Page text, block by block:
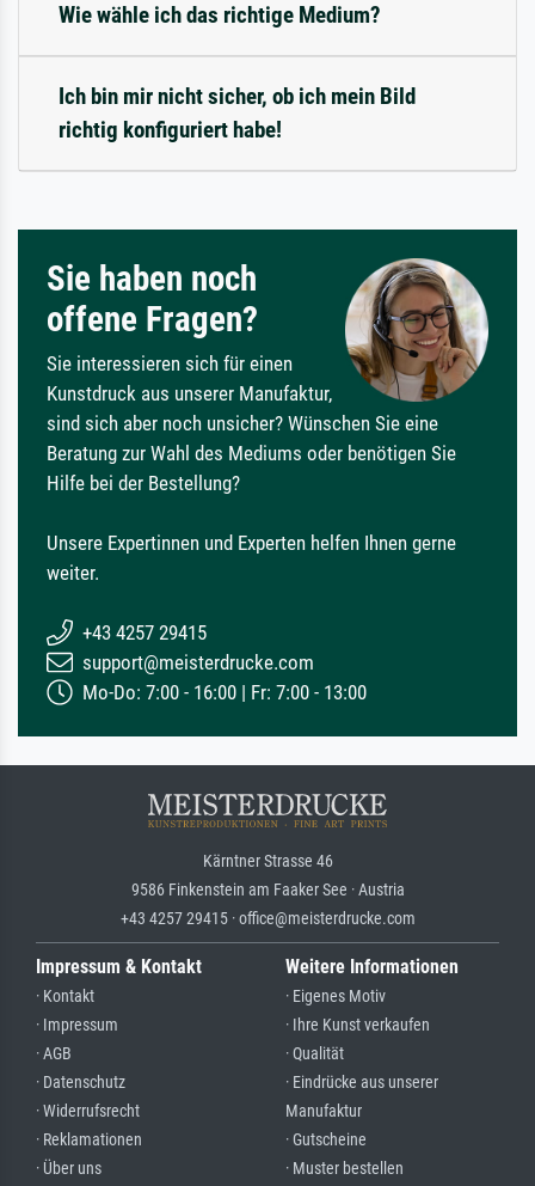
Wie wähle ich das richtige Medium?
Ich bin mir nicht sicher, ob ich mein Bild
richtig konfiguriert habe!
Sie haben noch
offene Fragen?
Sie interessieren sich für einen
Kunstdruck aus unserer Manufaktur,
sind sich aber noch unsicher? Wünschen Sie eine
Beratung zur Wahl des Mediums oder benötigen Sie
Hilfe bei der Bestellung?
Unsere Expertinnen und Experten helfen Ihnen gerne
weiter.
+43 4257 29415
support@meisterdrucke.com
Mo-Do: 7:00 - 16:00 | Fr: 7:00 - 13:00
Kärntner Strasse 46
9586 Finkenstein am Faaker See · Austria
+43 4257 29415 · office@meisterdrucke.com
Impressum & Kontakt
· Kontakt
· Impressum
· AGB
· Datenschutz
· Widerrufsrecht
· Reklamationen
· Über uns
Weitere Informationen
· Eigenes Motiv
· Ihre Kunst verkaufen
· Qualität
· Eindrücke aus unserer
Manufaktur
· Gutscheine
· Muster bestellen